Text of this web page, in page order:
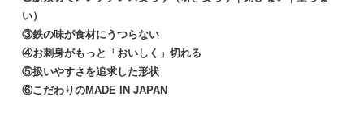
い）
③鉄の味が食材にうつらない
④お刺身がもっと「おいしく」切れる
⑤扱いやすさを追求した形状
⑥こだわりのMADE IN JAPAN